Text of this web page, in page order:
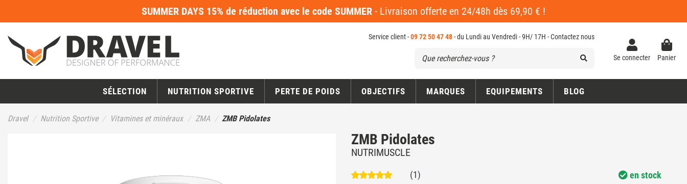
SUMMER DAYS 15% de réduction avec le code SUMMER - Livraison offerte en 24/48h dès 69,90 € !
Service client -09 72 50 47 48- du Lundi au Vendredi - 9H/ 17H -Contactez nous
Se connecter Panier
SÉLECTION NUTRITION SPORTIVE PERTE DE POIDS OBJECTIFS MARQUES EQUIPEMENTS BLOG
Dravel Nutrition Sportive Vitamines et minéraux ZMA ZMB Pidolates
ZMB Pidolates
NUTRIMUSCLE
(1) en stock